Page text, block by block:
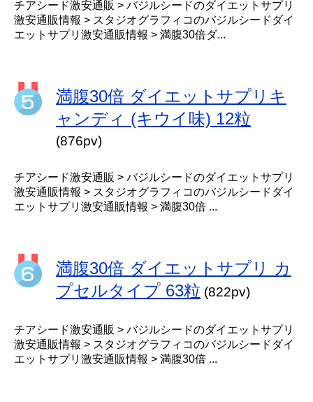
チアシード激安通販 > バジルシードのダイエットサプリ
激安通販情報 > スタジオグラフィコのバジルシードダイ
エットサプリ激安通販情報 > 満腹30倍ダ...
満腹30倍 ダイエットサプリキ
ャンディ (キウイ味) 12粒
(876pv)
チアシード激安通販 > バジルシードのダイエットサプリ
激安通販情報 > スタジオグラフィコのバジルシードダイ
エットサプリ激安通販情報 > 満腹30倍 ...
満腹30倍 ダイエットサプリ カ
プセルタイプ 63粒 (822pv)
チアシード激安通販 > バジルシードのダイエットサプリ
激安通販情報 > スタジオグラフィコのバジルシードダイ
エットサプリ激安通販情報 > 満腹30倍 ...